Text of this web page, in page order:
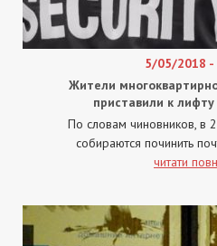
5/05/2018 -
Жители
приставили к
По словам чиновников, в
собираются починить
читати